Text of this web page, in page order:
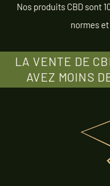
Nos produits CBD sont
normes
LA VENTE DE
AVEZ MOINS